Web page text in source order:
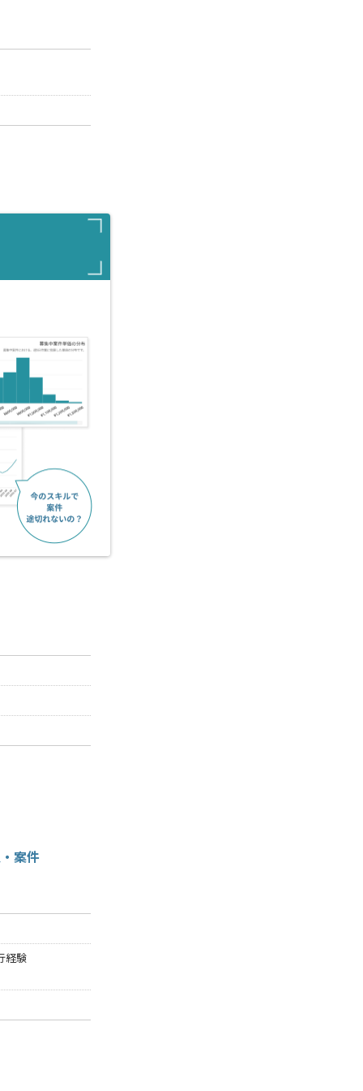
案件
経験